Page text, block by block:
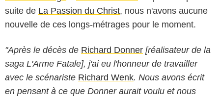
suite de La Passion du Christ, nous n'avons aucune
nouvelle de ces longs-métrages pour le moment.
"Après le décès de Richard Donner [réalisateur de la
saga L'Arme Fatale], j'ai eu l'honneur de travailler
avec le scénariste Richard Wenk. Nous avons écrit
en pensant à ce que Donner aurait voulu et nous